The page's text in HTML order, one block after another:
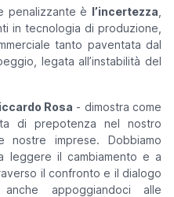
penalizzante è l’incertezza
in tecnologia di produzione,
tanto paventata dal
legata all’instabilità del
Rosa - dimostra come
di prepotenza nel nostro
nostre imprese. Dobbiamo
leggere il cambiamento e a
il confronto e il dialogo
appoggiandoci alle